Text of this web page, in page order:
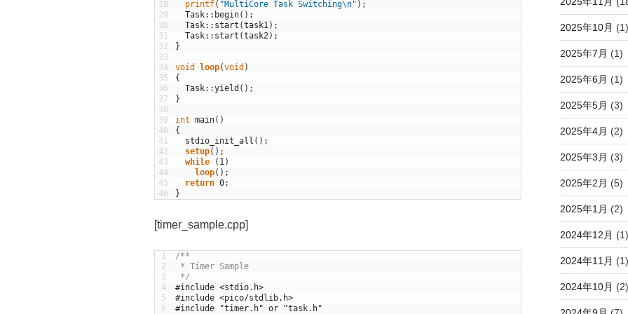
28
29
30
31
32
33
34
35
36
37
38
39
40
41
42
43
44
45
46
printf( "MultiCore Task Switching\n" ) ;
Task:: begin( ) ;
Task:: start (task1 ) ;
Task:: start (task2 ) ;
}
void loop(void )
{
Task::yield ( ) ;
}
int main( )
{
stdio_init_all ( ) ;
setup( ) ;
while
( 1 )
loop( ) ;
return 0;
}
[timer_sample.cpp]
1
2
3
4
5
6
/**
* Timer Sample
*/
#include <stdio.h>
#include <pico/stdlib.h>
#include "timer.h" or "task.h"
2025年10月 (1)
2025年7月 (1)
2025年6月 (1)
2025年5月 (3)
2025年4月 (2)
2025年3月 (3)
2025年2月 (5)
2025年1月 (2)
2024年12月 (1)
2024年11月 (1)
2024年10月 (2)